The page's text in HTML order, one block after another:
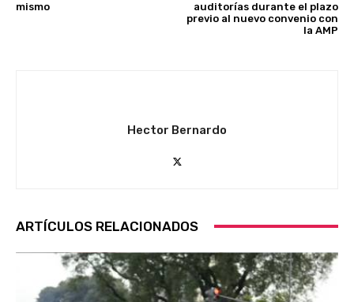
mismo
auditorías durante el plazo
previo al nuevo convenio con
la AMP
Hector Bernardo
ARTÍCULOS RELACIONADOS